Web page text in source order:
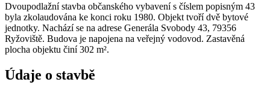
Dvoupodlažní stavba občanského vybavení s číslem popisným 43
byla zkolaudována ke konci roku 1980. Objekt tvoří dvě bytové
jednotky. Nachází se na adrese Generála Svobody 43, 79356
Ryžoviště. Budova je napojena na veřejný vodovod. Zastavěná
plocha objektu činí 302 m².
Údaje o stavbě